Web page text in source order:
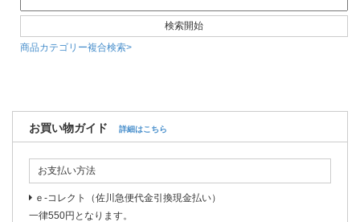
商品カテゴリー複合検索>
お買い物ガイド 詳細はこちら
お支払い方法
ｅ-コレクト（佐川急便代金引換現金払い）
一律550円となります。